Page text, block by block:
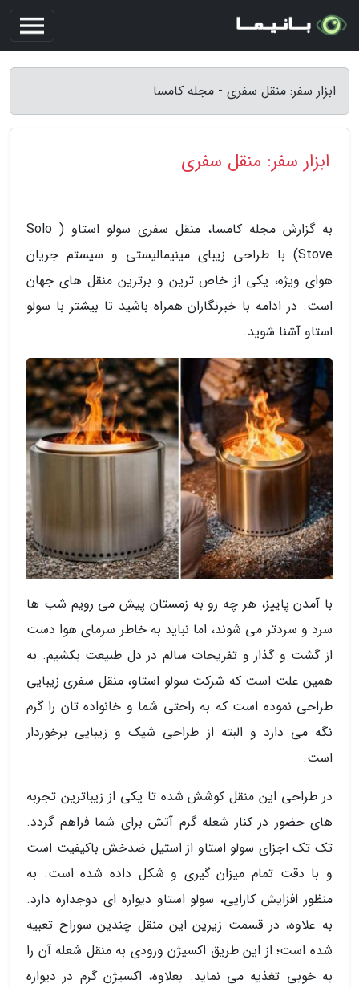
ابزار سفر: منقل سفری - مجله کامسا
ابزار سفر: منقل سفری
به گزارش مجله کامسا، منقل سفری سولو استاو ( Solo
Stove) با طراحی زیبای مینیمالیستی و سیستم جریان
هوای ویژه، یکی از خاص ترین و برترین منقل های جهان
است. در ادامه با خبرنگاران همراه باشید تا بیشتر با سولو
استاو آشنا شوید.
با آمدن پاییز، هر چه رو به زمستان پیش می رویم شب ها
سرد و سردتر می شوند، اما نباید به خاطر سرمای هوا دست
از گشت و گذار و تفریحات سالم در دل طبیعت بکشیم. به
همین علت است که شرکت سولو استاو، منقل سفری زیبایی
طراحی نموده است که به راحتی شما و خانواده تان را گرم
نگه می دارد و البته از طراحی شیک و زیبایی برخوردار
است.
در طراحی این منقل کوشش شده تا یکی از زیباترین تجربه
های حضور در کنار شعله گرم آتش برای شما فراهم گردد.
تک تک اجزای سولو استاو از استیل ضدخش باکیفیت است
و با دقت تمام میزان گیری و شکل داده شده است. به
منظور افزایش کارایی، سولو استاو دیواره ای دوجداره دارد.
به علاوه، در قسمت زیرین این منقل چندین سوراخ تعبیه
شده است؛ از این طریق اکسیژن ورودی به منقل شعله آن را
به خوبی تغذیه می نماید. بعلاوه، اکسیژن گرم در دیواره